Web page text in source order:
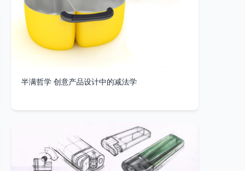
半满哲学 创意产品设计中的减法学